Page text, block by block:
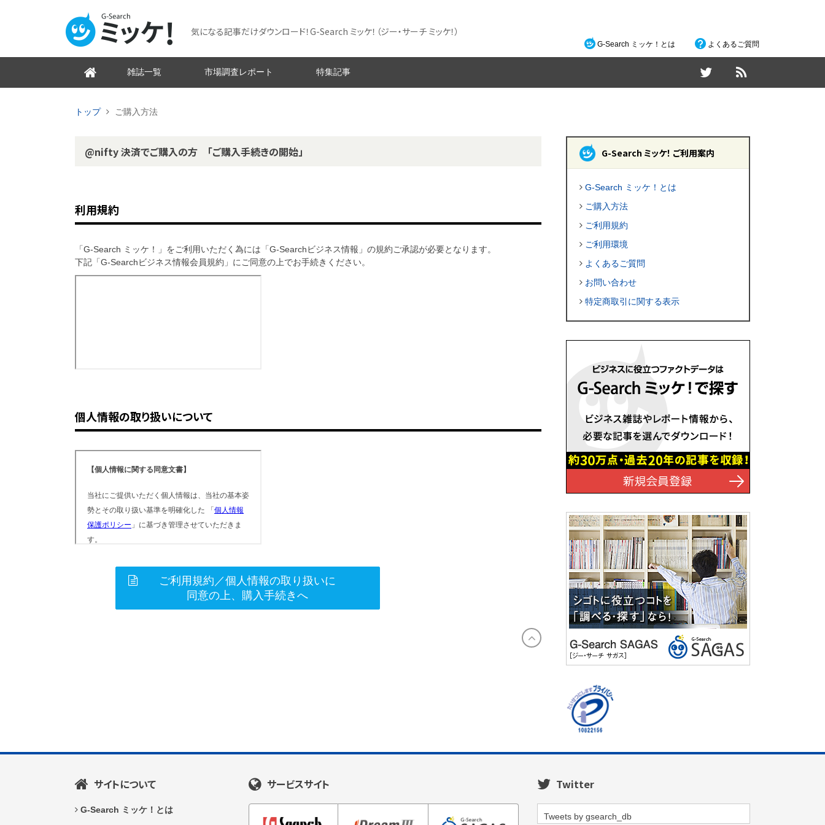
気になる記事だけダウンロード！G-Search ミッケ！ （ジー・サーチ ミッケ！）
G-Search ミッケ！とは よくあるご質問
雑誌一覧 市場調査レポート 特集記事
トップ ご購入方法
@nifty 決済でご購入の方 「ご購入手続きの開始」
利用規約
「G-Search ミッケ！」をご利用いただく為には「G-Searchビジネス情報」の規約ご承認が必要となります。
下記「G-Searchビジネス情報会員規約」にご同意の上でお手続きください。
個人情報の取り扱いについて
ご利用規約／個人情報の取り扱いに
同意の上、購入手続きへ
G-Search ミッケ！ ご利用案内
G-Search ミッケ！とは
ご購入方法
ご利用規約
ご利用環境
よくあるご質問
お問い合わせ
特定商取引に関する表示
サイトについて
G-Search ミッケ！とは
サービスサイト Twitter
Tweets by gsearch_db